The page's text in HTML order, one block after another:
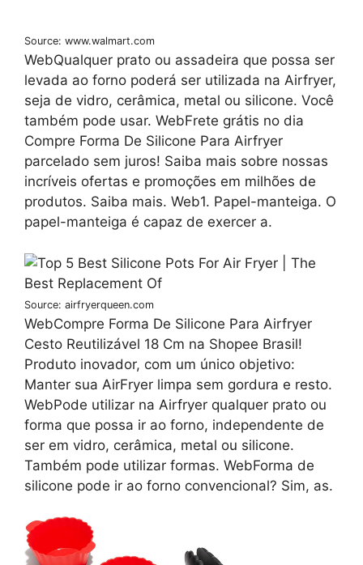
Source: www.walmart.com
WebQualquer prato ou assadeira que possa ser
levada ao forno poderá ser utilizada na Airfryer,
seja de vidro, cerâmica, metal ou silicone. Você
também pode usar. WebFrete grátis no dia
Compre Forma De Silicone Para Airfryer
parcelado sem juros! Saiba mais sobre nossas
incríveis ofertas e promoções em milhões de
produtos. Saiba mais. Web1. Papel-manteiga. O
papel-manteiga é capaz de exercer a.
Source: airfryerqueen.com
WebCompre Forma De Silicone Para Airfryer
Cesto Reutilizável 18 Cm na Shopee Brasil!
Produto inovador, com um único objetivo:
Manter sua AirFryer limpa sem gordura e resto.
WebPode utilizar na Airfryer qualquer prato ou
forma que possa ir ao forno, independente de
ser em vidro, cerâmica, metal ou silicone.
Também pode utilizar formas. WebForma de
silicone pode ir ao forno convencional? Sim, as.